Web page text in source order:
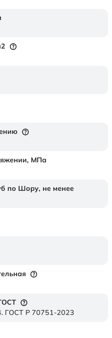
МПа
по Шору, не менее
ГОСТ Р 70751-2023